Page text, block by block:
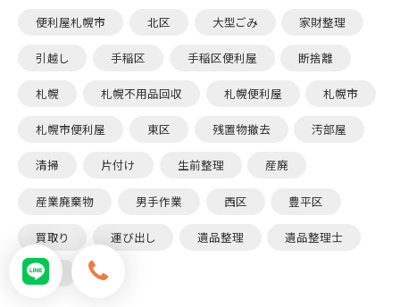
便利屋札幌市 北区 大型ごみ 家財整理
引越し 手稲区 手稲区便利屋 断捨離
札幌 札幌不用品回収 札幌便利屋 札幌市
札幌市便利屋 東区 残置物撤去 汚部屋
清掃 片付け 生前整理 産廃
産業廃棄物 男手作業 西区 豊平区
買取り 運び出し 遺品整理 遺品整理士
除雪